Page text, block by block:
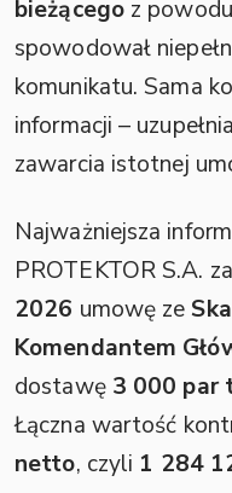
bieżącegoz powodu
spowodował
komunikatu. Sama
informacji –
zawarcia istotnej
Najważniejsza
PROTEKTOR S.A.
2026 umowę ze
Komendantem
dostawę 3 000 par
Łączna wartość
netto, czyli 1 284